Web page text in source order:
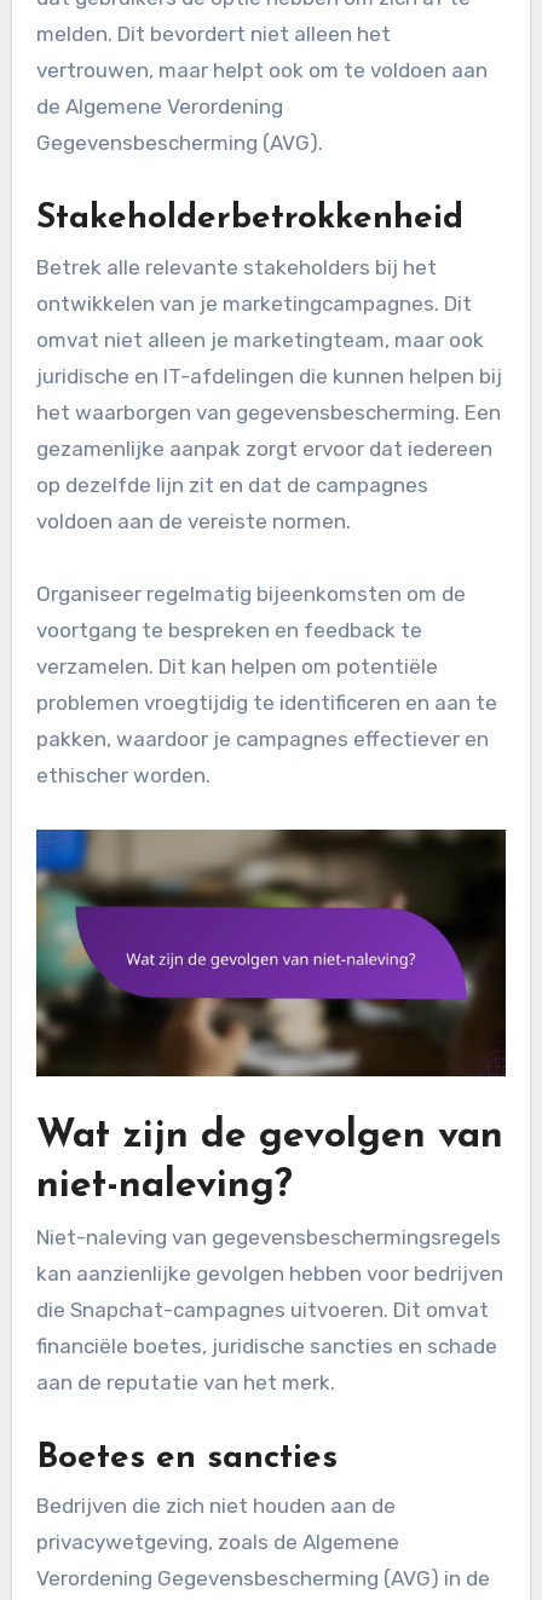
melden. Dit bevordert niet alleen het
vertrouwen, maar helpt ook om te voldoen aan
de Algemene Verordening
Gegevensbescherming (AVG).
Stakeholderbetrokkenheid
Betrek alle relevante stakeholders bij het
ontwikkelen van je marketingcampagnes. Dit
omvat niet alleen je marketingteam, maar ook
juridische en IT-afdelingen die kunnen helpen bij
het waarborgen van gegevensbescherming. Een
gezamenlijke aanpak zorgt ervoor dat iedereen
op dezelfde lijn zit en dat de campagnes
voldoen aan de vereiste normen.
Organiseer regelmatig bijeenkomsten om de
voortgang te bespreken en feedback te
verzamelen. Dit kan helpen om potentiële
problemen vroegtijdig te identificeren en aan te
pakken, waardoor je campagnes effectiever en
ethischer worden.
Wat zijn de gevolgen van
niet-naleving?
Niet-naleving van gegevensbeschermingsregels
kan aanzienlijke gevolgen hebben voor bedrijven
die Snapchat-campagnes uitvoeren. Dit omvat
financiële boetes, juridische sancties en schade
aan de reputatie van het merk.
Boetes en sancties
Bedrijven die zich niet houden aan de
privacywetgeving, zoals de Algemene
Verordening Gegevensbescherming (AVG) in de